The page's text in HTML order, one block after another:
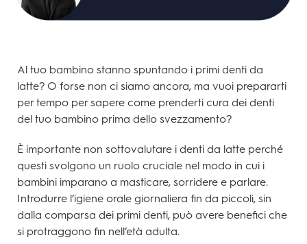
Al tuo bambino stanno spuntando i primi denti da
latte? O forse non ci siamo ancora, ma vuoi prepararti
per tempo per sapere come prenderti cura dei denti
del tuo bambino prima dello svezzamento?
È importante non sottovalutare i denti da latte perché
questi svolgono un ruolo cruciale nel modo in cui i
bambini imparano a masticare, sorridere e parlare.
Introdurre l’igiene orale giornaliera fin da piccoli, sin
dalla comparsa dei primi denti, può avere benefici che
si protraggono fin nell’età adulta.